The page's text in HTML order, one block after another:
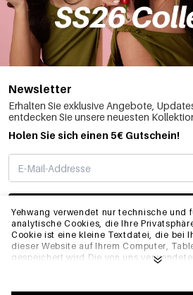
Yehwang verwendet nur technische und
analytische Cookies, die Ihre
Cookie ist eine kleine Textdatei, die bei
dieser Website auf Ihrem Computer,
gespeichert wird.Die von uns
Website, ordnungsgemäß zu
Newsletter
Erhalten Sie exklusive Angebote,
entdecken Sie unsere neuesten
Holen Sie sich einen 5€ Gutschein!
ABONNIEREN
INFO